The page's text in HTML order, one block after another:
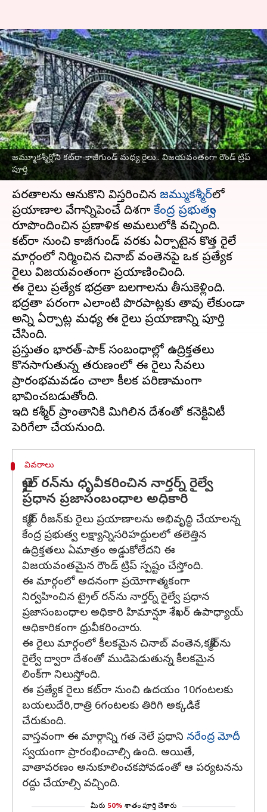
జమ్మూకశ్మీర్లోని కట్‌రా-కాజీగుండ్‌ మధ్య రైలు.. విజయవంతంగా రౌండ్‌ ట్రిప్‌
పూర్తి
Jammu and Kashmir:
జమ్మూకశ్మీర్లోని కట్‌రా-కాజీగుండ్‌
మధ్య రైలు.. విజయవంతంగా రౌండ్‌
ట్రిప్‌ పూర్తి.. సైనిక దళాల
రాకపోకలకు మరింత ప్రయోజనకరం
వ్రాసిన వారు Sirish Praharaju May 15, 2025 11:33 am
ఈ వార్తాకథనం ఏంటి
పర్వతాలను ఆనుకొని విస్తరించిన జమ్ముకశ్మీర్‌లో
ప్రయాణాల వేగాన్నిపెంచే దిశగా కేంద్ర ప్రభుత్వం
రూపొందించిన ప్రణాళిక అమలులోకి వచ్చింది.
కట్‌రా నుంచి కాజీగుండ్ వరకు ఏర్పాటైన కొత్త రైల్వే
మార్గంలో నిర్మించిన చినాబ్ వంతెనపై ఒక ప్రత్యేక
రైలు విజయవంతంగా ప్రయాణించింది.
ఈ రైలు ప్రత్యేక భద్రతా బలగాలను తీసుకెళ్లింది.
భద్రతా పరంగా ఎలాంటి పొరపాట్లకు తావు లేకుండా
అన్ని ఏర్పాట్ల మధ్య ఈ రైలు ప్రయాణాన్ని పూర్తి
చేసింది.
ప్రస్తుతం భారత్-పాక్‌ సంబంధాల్లో ఉద్రిక్తతలు
కొనసాగుతున్న తరుణంలో ఈ రైలు సేవలు
ప్రారంభమవడం చాలా కీలక పరిణామంగా
భావించబడుతోంది.
ఇది కశ్మీర్ ప్రాంతానికి మిగిలిన దేశంతో కనెక్టివిటీ
వివరాలు
ట్రైల్ రన్‌ను ధృవీకరించిన నార్తర్న్ రైల్వే
ప్రధాన ప్రజాసంబంధాల అధికారి
కశ్మీర్ రీజన్‌కు రైలు ప్రయాణాలను అభివృద్ధి చేయాలన్న
కేంద్ర ప్రభుత్వ లక్ష్యాన్నిసరిహద్దులలో తలెత్తిన
ఉద్రిక్తతలు ఏమాత్రం అడ్డుకోలేదని ఈ
విజయవంతమైన రౌండ్ ట్రిప్ స్పష్టం చేస్తోంది.
ఈ మార్గంలో అదనంగా ప్రయోగాత్మకంగా
నిర్వహించిన ట్రైల్ రన్‌ను నార్తర్న్ రైల్వే ప్రధాన
ప్రజాసంబంధాల అధికారి హిమాన్షూ శేఖర్ ఉపాధ్యాయ్
అధికారికంగా ధ్రువీకరించారు.
ఈ రైలు మార్గంలో కీలకమైన చినాబ్ వంతెన,కశ్మీర్‌ను
రైల్వే ద్వారా దేశంతో ముడిపెడుతున్న కీలకమైన
లింక్‌గా నిలుస్తోంది.
ఈ ప్రత్యేక రైలు కట్‌రా నుంచి ఉదయం 10గంటలకు
బయలుదేరి,రాత్రి 6గంటలకు తిరిగి అక్కడికే
చేరుకుంది.
వాస్తవంగా ఈ మార్గాన్ని గత నెలే ప్రధాని నరేంద్ర మోదీ
స్వయంగా ప్రారంభించాల్సి ఉంది. అయితే,
వాతావరణం అనుకూలించకపోవడంతో ఆ పర్యటనను
రద్దు చేయాల్సి వచ్చింది.
మీరు 50% శాతం పూర్తి చేశారు